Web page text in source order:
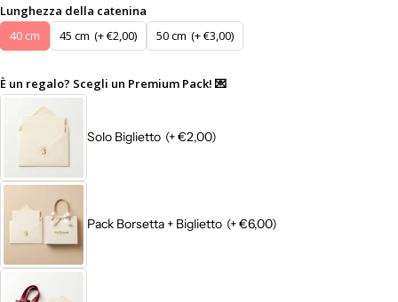
Lunghezza della catenina
40 cm
45 cm (+ €2,00) 50 cm (+ €3,00)
È un regalo? Scegli un Premium Pack! 💌
Solo Biglietto (+ €2,00)
Pack Borsetta + Biglietto (+ €6,00)